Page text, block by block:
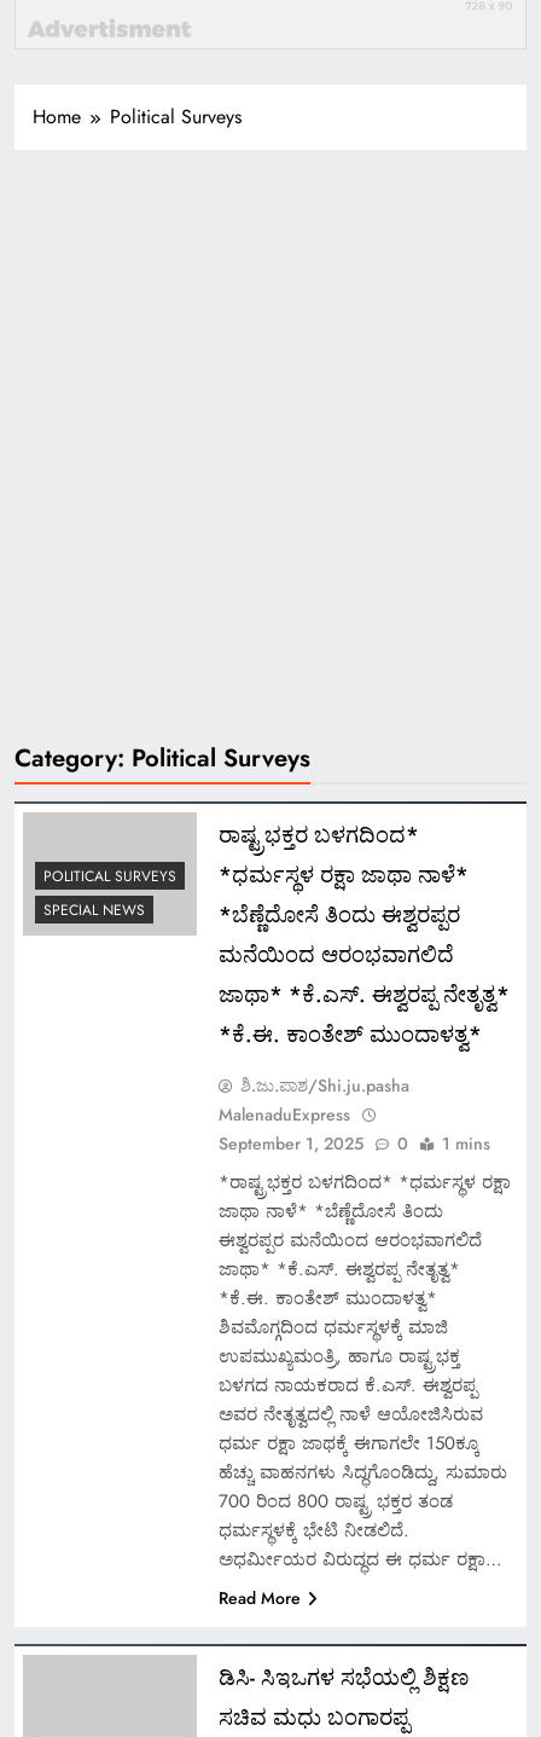
Home Political Surveys
Category: Political Surveys
POLITICAL SURVEYS
SPECIAL NEWS
ರಾಷ್ಟ್ರಭಕ್ತರ ಬಳಗದಿಂದ*
*ಧರ್ಮಸ್ಥಳ ರಕ್ಷಾ ಜಾಥಾ ನಾಳೆ*
*ಬೆಣ್ಣೆದೋಸೆ ತಿಂದು ಈಶ್ವರಪ್ಪರ
ಮನೆಯಿಂದ ಆರಂಭವಾಗಲಿದೆ
ಜಾಥಾ* *ಕೆ.ಎಸ್. ಈಶ್ವರಪ್ಪ ನೇತೃತ್ವ*
*ಕೆ.ಈ. ಕಾಂತೇಶ್ ಮುಂದಾಳತ್ವ*
ಶಿ.ಜು.ಪಾಶ/Shi.ju.pasha
MalenaduExpress
September 1, 2025
0 1 mins
*ರಾಷ್ಟ್ರಭಕ್ತರ ಬಳಗದಿಂದ* *ಧರ್ಮಸ್ಥಳ ರಕ್ಷಾ
ಜಾಥಾ ನಾಳೆ* *ಬೆಣ್ಣೆದೋಸೆ ತಿಂದು
ಈಶ್ವರಪ್ಪರ ಮನೆಯಿಂದ ಆರಂಭವಾಗಲಿದೆ
ಜಾಥಾ* *ಕೆ.ಎಸ್. ಈಶ್ವರಪ್ಪ ನೇತೃತ್ವ*
*ಕೆ.ಈ. ಕಾಂತೇಶ್ ಮುಂದಾಳತ್ವ*
ಶಿವಮೊಗ್ಗದಿಂದ ಧರ್ಮಸ್ಥಳಕ್ಕೆ ಮಾಜಿ
ಉಪಮುಖ್ಯಮಂತ್ರಿ, ಹಾಗೂ ರಾಷ್ಟ್ರಭಕ್ತ
ಬಳಗದ ನಾಯಕರಾದ ಕೆ.ಎಸ್. ಈಶ್ವರಪ್ಪ
ಅವರ ನೇತೃತ್ವದಲ್ಲಿ ನಾಳೆ ಆಯೋಜಿಸಿರುವ
ಧರ್ಮ ರಕ್ಷಾ ಜಾಥಕ್ಕೆ ಈಗಾಗಲೇ 150ಕ್ಕೂ
ಹೆಚ್ಚು ವಾಹನಗಳು ಸಿದ್ಧಗೊಂಡಿದ್ದು, ಸುಮಾರು
700 ರಿಂದ 800 ರಾಷ್ಟ್ರ ಭಕ್ತರ ತಂಡ
ಧರ್ಮಸ್ಥಳಕ್ಕೆ ಭೇಟಿ ನೀಡಲಿದೆ.
ಅಧರ್ಮೀಯರ ವಿರುದ್ಧದ ಈ ಧರ್ಮ ರಕ್ಷಾ…
Read More
ಡಿಸಿ- ಸಿಇಒಗಳ ಸಭೆಯಲ್ಲಿ ಶಿಕ್ಷಣ
ಸಚಿವ ಮಧು ಬಂಗಾರಪ್ಪ